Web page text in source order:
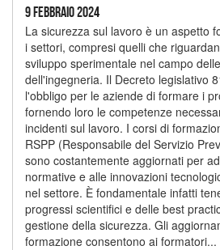
9 Febbraio 2024
La sicurezza sul lavoro è un aspetto
i settori, compresi quelli che
sviluppo sperimentale nel campo
dell'ingegneria. Il Decreto legislativo
l'obbligo per le aziende di formare i
fornendo loro le competenze
incidenti sul lavoro. I corsi di
RSPP (Responsabile del Servizio
sono costantemente aggiornati per
normative e alle innovazioni
nel settore. È fondamentale infatti
progressi scientifici e delle best
gestione della sicurezza. Gli
formazione consentono ai formatori...